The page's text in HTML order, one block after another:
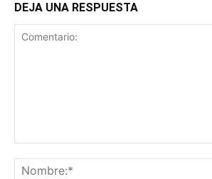
DEJA UNA RESPUESTA